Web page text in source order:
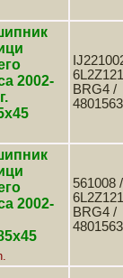
2002-
BRG4 /
4801563
2002-
561008 /
BRG4 /
4801563